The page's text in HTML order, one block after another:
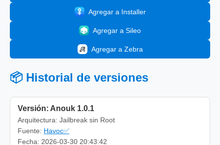
Agregar a Installer
Agregar a Sileo
Agregar a Zebra
📦 Historial de versiones
Versión: Anouk 1.0.1
Arquitectura: Jailbreak sin Root
Fuente: Havoc✅
Fecha: 2026-03-30 20:43:42